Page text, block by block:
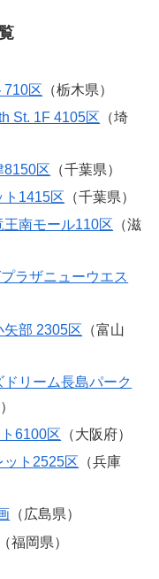
710区 （栃木県）
St. 1F 4105区 （埼
8150区 （千葉県）
ト1415区 （千葉県）
南モール110区 （滋
ラザニューウエス
矢部 2305区 （富山
リーム長島パーク
6100区 （大阪府）
ット2525区 （兵庫
（広島県）
（福岡県）